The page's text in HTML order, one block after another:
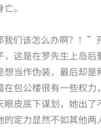
。
我们该怎么办啊？！”
，这是在罗先生上岛后
想当作伪装，最后却是
在包公楼很有一些权力
眼皮底下谋划，她出了
的定力显然不如其他两